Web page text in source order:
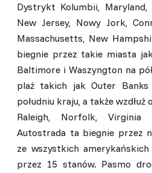
Dystrykt Kolumbii, Maryland,
New Jersey, Nowy Jork,
Massachusetts, New
biegnie przez takie miasta
Baltimore i Waszyngton na
plaż takich jak Outer
południu kraju, a także
Raleigh, Norfolk, Virginia
Autostrada ta biegnie przez
ze wszystkich
przez 15 stanów. Pasmo